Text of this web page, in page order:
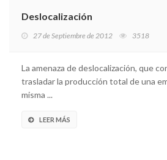
Deslocalización
27 de Septiembre de 2012 3518
La amenaza de deslocalización, que
trasladar la producción total de una
misma ...
LEER MÁS